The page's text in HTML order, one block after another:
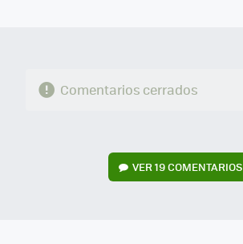
Comentarios cerrados
VER19 COMENTARIOS